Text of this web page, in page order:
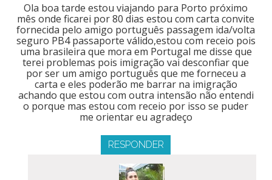
Ola boa tarde estou viajando para Porto próximo
mês onde ficarei por 80 dias estou com carta convite
fornecida pelo amigo português passagem ida/volta
seguro PB4 passaporte válido,estou com receio pois
uma brasileira que mora em Portugal me disse que
terei problemas pois imigração vai desconfiar que
por ser um amigo português que me forneceu a
carta e eles poderão me barrar na imigração
achando que estou com outra intensão não entendi
o porque mas estou com receio por isso se puder
me orientar eu agradeço
RESPONDER